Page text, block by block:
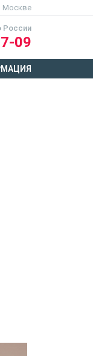
Москве
России
09